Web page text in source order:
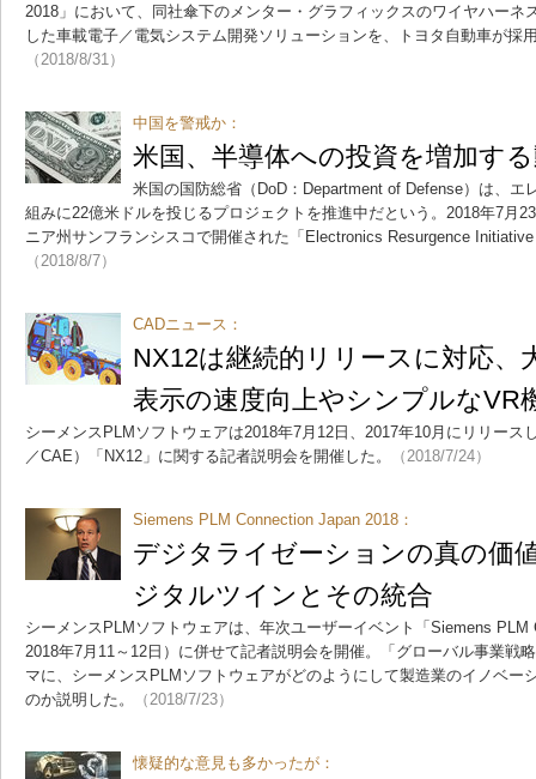
2018」において、同社傘下のメンター・グラフィックスのワイヤハーネ
した車載電子／電気システム開発ソリューションを、トヨタ自動車が採
（2018/8/31）
中国を警戒か：
米国、半導体への投資を増加す
米国の国防総省（DoD：Department of Defense）は、エ
組みに22億米ドルを投じるプロジェクトを推進中だという。2018年7月
ニア州サンフランシスコで開催された「Electronics Resurgence
（2018/8/7）
CADニュース：
NX12は継続的リリースに対応、
表示の速度向上やシンプルなVR
シーメンスPLMソフトウェアは2018年7月12日、2017年10月にリリース
／CAE）「NX12」に関する記者説明会を開催した。
（2018/7/24）
Siemens PLM Connection Japan 2018：
デジタライゼーションの真の価
ジタルツインとその統合
シーメンスPLMソフトウェアは、年次ユーザーイベント「Siemens
2018年7月11～12日）に併せて記者説明会を開催。「グローバル事業戦
マに、シーメンスPLMソフトウェアがどのようにして製造業のイノベー
のか説明した。
（2018/7/23）
懐疑的な意見も多かったが：